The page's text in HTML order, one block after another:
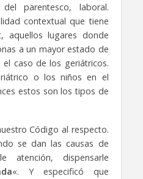
parentesco, laboral.
contextual que tiene
aquellos lugares donde
a un mayor estado de
caso de los geriátricos.
o los niños en el
estos son los tipos de
Código al respecto.
se dan las causas de
atención, dispensarle
«. Y especificó que